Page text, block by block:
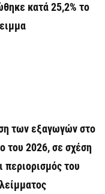
κατά 25,2% το
των εξαγωγών στο
του 2026, σε σχέση
περιορισμός του